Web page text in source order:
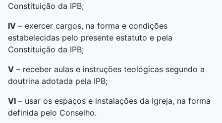
Constituição da IPB;
IV – exercer cargos, na forma e condições
estabelecidas pelo presente estatuto e pela
Constituição da IPB;
V – receber aulas e instruções teológicas segundo a
doutrina adotada pela IPB;
VI – usar os espaços e instalações da Igreja, na forma
definida pelo Conselho.